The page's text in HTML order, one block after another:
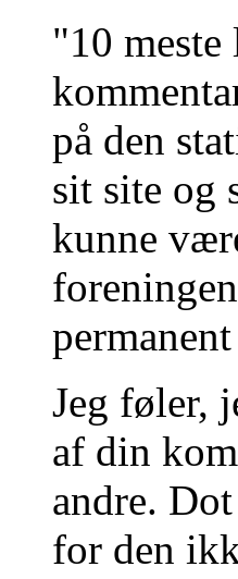
"10
på den
sit site og
kunne
Jeg føler,
af din
andre.
for den